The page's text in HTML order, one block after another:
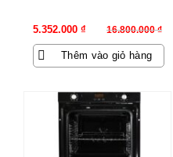
16.800.000₫
Giá
gốc
là:
5.352.000 ₫
Giá
hiện
tại
Thêm vào giỏ hàng